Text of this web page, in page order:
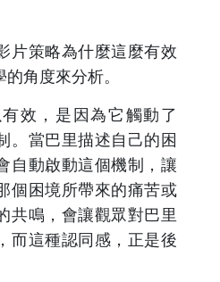
片策略為什麼這麼有效
角度來分析。
效，是因為它觸動了
。當巴里描述自己的困
自動啟動這個機制，讓
個困境所帶來的痛苦或
共鳴，會讓觀眾對巴里
而這種認同感，正是後